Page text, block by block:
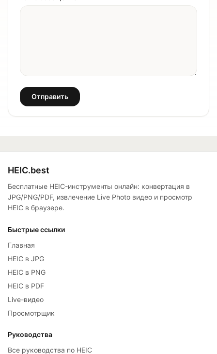
Отправить
HEIC.best
Бесплатные HEIC-инструменты онлайн: конвертация в
JPG/PNG/PDF, извлечение Live Photo видео и просмотр
HEIC в браузере.
Быстрые ссылки
Главная
HEIC в JPG
HEIC в PNG
HEIC в PDF
Live-видео
Просмотрщик
Руководства
Все руководства по HEIC